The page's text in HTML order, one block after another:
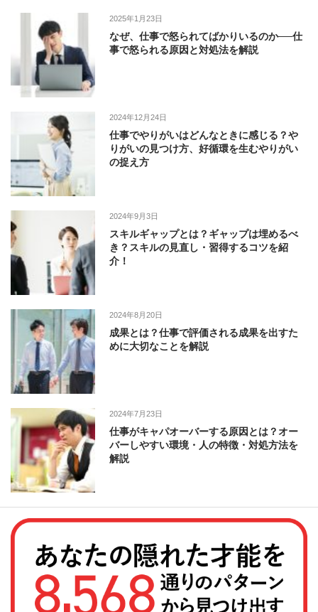
2025年1月23日
なぜ、仕事で怒られてばかりいるのか──仕
事で怒られる原因と対処法を解説
2024年12月24日
仕事でやりがいはどんなときに感じる？や
りがいの見つけ方、好循環を生むやりがい
の捉え方
2024年9月3日
スキルギャップとは？ギャップは埋めるべ
き？スキルの見直し・習得するコツを紹
介！
2024年8月20日
成果とは？仕事で評価される成果を出すた
めに大切なことを解説
2024年7月23日
仕事がキャパオーバーする原因とは？オー
バーしやすい環境・人の特徴・対処方法を
解説